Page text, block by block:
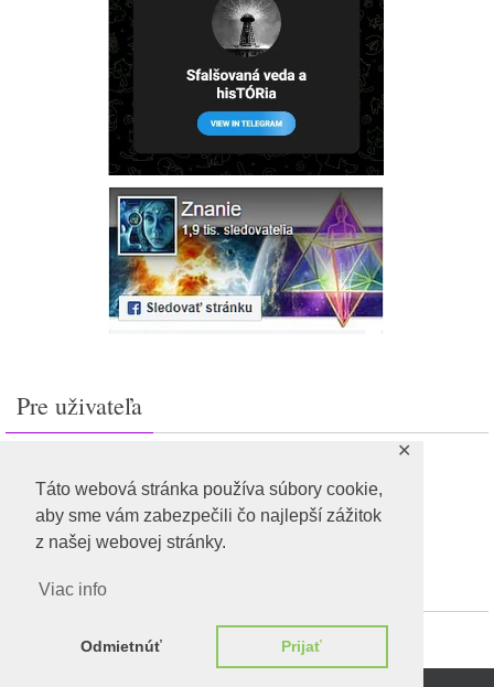
Táto webová stránka používa súbory cookie,
aby sme vám zabezpečili čo najlepší zážitok
z našej webovej stránky.
Viac info
Odmietnúť Prijať
✕
Pre uživateľa
Feed záznamov
RSS feed komentárov
WordPress.org